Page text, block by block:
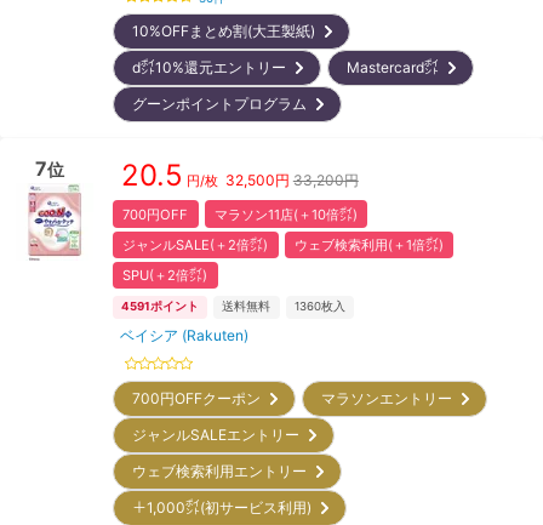
10%OFFまとめ割(大王製紙)
d㌽10%還元エントリー
Mastercard㌽
グーンポイントプログラム
7位 20.5 円/枚 32,500円 33,200円
700円OFF
マラソン11店(＋10倍㌽)
ジャンルSALE(＋2倍㌽)
ウェブ検索利用(＋1倍㌽)
SPU(＋2倍㌽)
4591ポイント 送料無料 1360枚入
ベイシア (Rakuten)
700円OFFクーポン
マラソンエントリー
ジャンルSALEエントリー
ウェブ検索利用エントリー
＋1,000㌽(初サービス利用)